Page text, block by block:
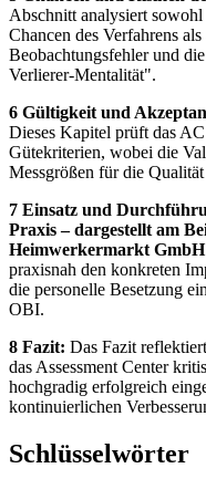
Abschnitt analysiert
Chancen des Verfahrens
Beobachtungsfehler und
Verlierer-Mentalität".
6 Gültigkeit und
Dieses Kapitel prüft das
Gütekriterien, wobei die
Messgrößen für die
7 Einsatz und
Praxis – dargestellt am
Heimwerkermarkt
praxisnah den konkreten
die personelle Besetzung
OBI.
8 Fazit: Das Fazit
das Assessment Center
hochgradig erfolgreich
kontinuierlichen
Schlüsselwörter